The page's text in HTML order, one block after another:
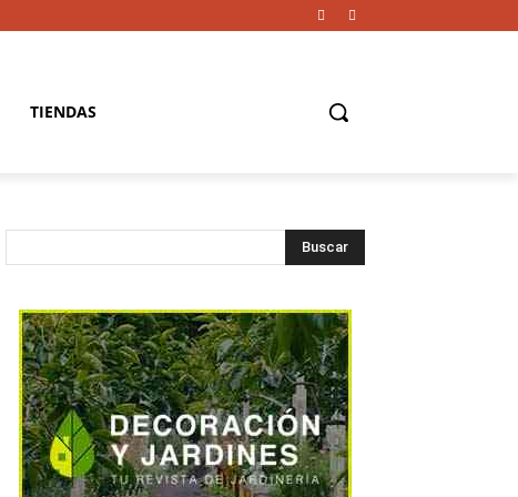
TIENDAS
Buscar